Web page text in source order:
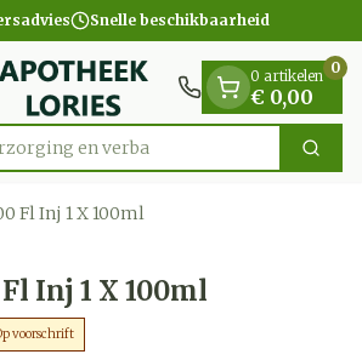
Snelle beschikbaarheid
Zoek
0 artikelen
€ 0,00
0
Fl Inj 1 X 100ml
Inj 1 X 100ml
voorschrift